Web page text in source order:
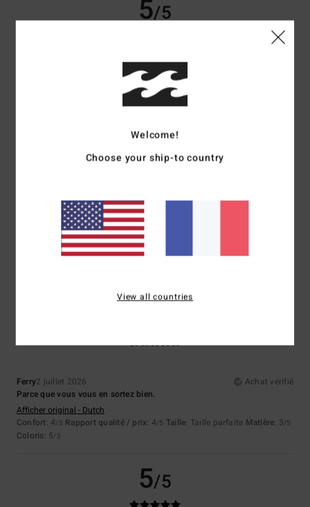
5/5
Rapport qualité / prix: 5 Taille
5/5
7 juillet 2026
Calidad, precio, diseño
/5 Rapport qualité / prix
Ferry2 juillet 2026
Achat vérifié
Parce que vous vous en sortez bien.
Afficher original - Dutch
Confort: 4/5 Rapport qualité / prix: 4/5 Taille: Taille parfaite Matière: 3/5
Coloris: 5/5
5/5
Welcome!
Choose your ship-to country
View all countries